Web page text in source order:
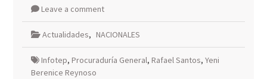
Leave a comment
Actualidades, NACIONALES
Infotep, Procuraduría General, Rafael Santos, Yeni
Berenice Reynoso